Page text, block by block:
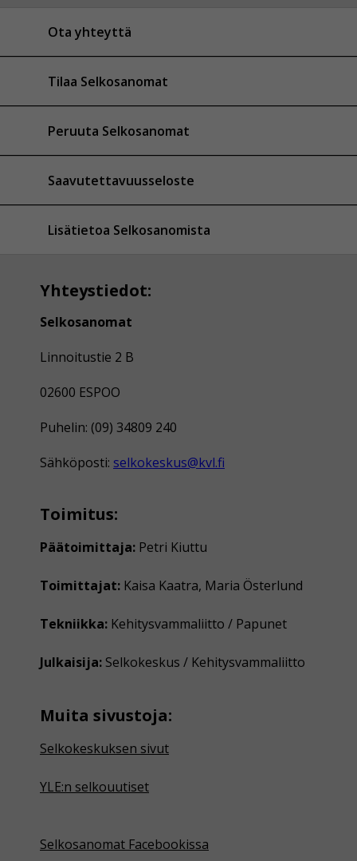
Ota yhteyttä
Tilaa Selkosanomat
Peruuta Selkosanomat
Saavutettavuusseloste
Lisätietoa Selkosanomista
Yhteystiedot:
Selkosanomat
Linnoitustie 2 B
02600 ESPOO
Puhelin: (09) 34809 240
Sähköposti: selkokeskus@kvl.fi
Toimitus:
Päätoimittaja: Petri Kiuttu
Toimittajat: Kaisa Kaatra, Maria Österlund
Tekniikka: Kehitysvammaliitto / Papunet
Julkaisija: Selkokeskus / Kehitysvammaliitto
Muita sivustoja:
Selkokeskuksen sivut
YLE:n selkouutiset
Selkosanomat Facebookissa